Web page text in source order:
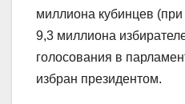
миллиона кубинцев
9,3 миллиона
голосования в
избран президентом.